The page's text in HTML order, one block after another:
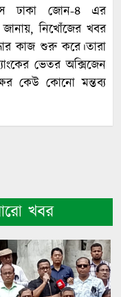
ঢাকা জোন-৪ এর
নিখোঁজের খবর
কাজ শুরু করে।তারা
ভেতর অক্সিজেন
কেউ কোনো মন্তব্য
খবর